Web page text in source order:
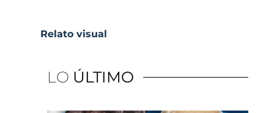
Relato visual
LO ÚLTIMO